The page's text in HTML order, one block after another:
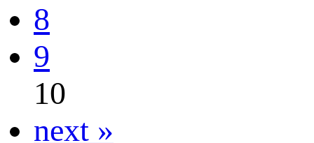
8
9
10
next »